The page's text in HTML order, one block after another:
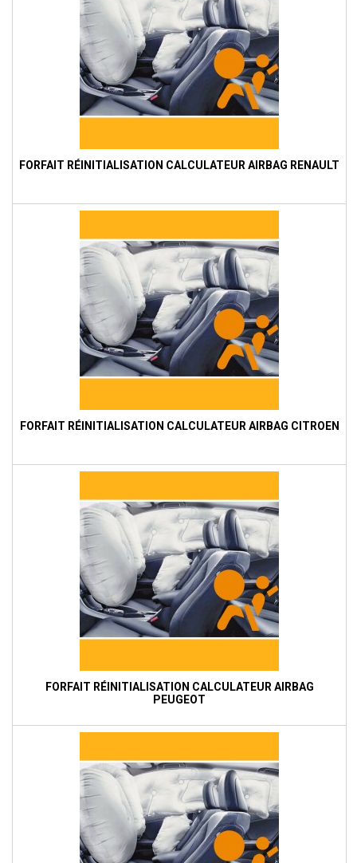
FORFAIT RÉINITIALISATION CALCULATEUR AIRBAG RENAULT
FORFAIT RÉINITIALISATION CALCULATEUR AIRBAG CITROEN
FORFAIT RÉINITIALISATION CALCULATEUR AIRBAG
PEUGEOT